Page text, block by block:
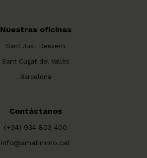
Nuestras oficinas
Sant Just Desvern
Sant Cugat del Vallès
Barcelona
Contáctanos
(+34) 934 803 400
info@amatimmo.cat